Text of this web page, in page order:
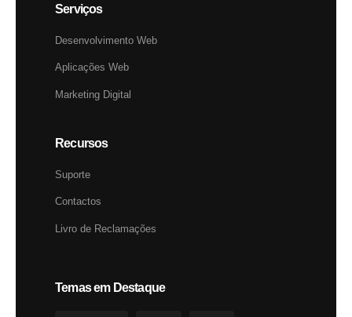
Serviços
Desenvolvimento Web
Aplicações Web
Marketing Digital
Recursos
Suporte
Contactos
Livro de Reclamações
Temas em Destaque